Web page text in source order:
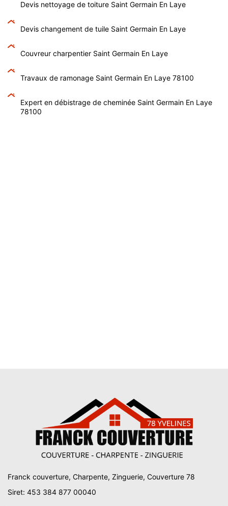
Devis nettoyage de toiture Saint Germain En Laye
Devis changement de tuile Saint Germain En Laye
Couvreur charpentier Saint Germain En Laye
Travaux de ramonage Saint Germain En Laye 78100
Expert en débistrage de cheminée Saint Germain En Laye
78100
Franck couverture, Charpente, Zinguerie, Couverture 78
Siret: 453 384 877 00040